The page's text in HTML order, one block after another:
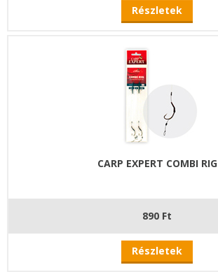
Részletek
CARP EXPERT COMBI RIG
890 Ft
Részletek